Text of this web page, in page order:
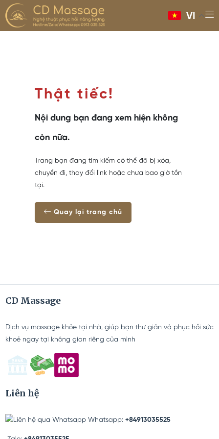
VI
Thật tiếc!
Nội dung bạn đang xem hiện không
còn nữa.
Trang bạn đang tìm kiếm có thể đã bị xóa,
chuyển đi, thay đổi link hoặc chưa bao giờ tồn
tại.
Quay lại trang chủ
CD Massage
Dịch vụ massage khỏe tại nhà, giúp bạn thư giãn và phục hồi sức
khoẻ ngay tại không gian riêng của mình
Liên hệ
Whatsapp: +84913035525